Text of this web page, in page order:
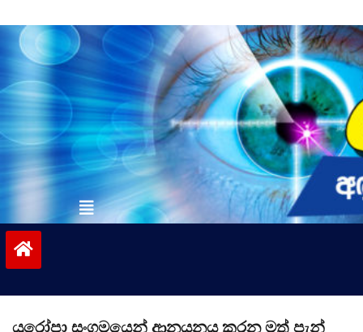
to
contentvinivida.lk
යුරෝපා සංගමයෙන් ආනයනය කරන මත් පැන්